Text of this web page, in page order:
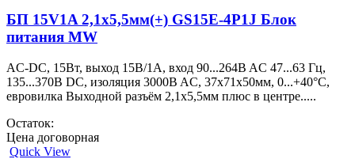
БП 15V1A 2,1х5,5мм(+) GS15E-4P1J Блок
питания MW
AC-DC, 15Вт, выход 15В/1A, вход 90...264B AC 47...63 Гц,
135...370B DC, изоляция 3000B AC, 37x71x50мм, 0...+40°С,
евровилка Выходной разъём 2,1х5,5мм плюс в центре.....
Остаток:
Цена договорная
Quick View